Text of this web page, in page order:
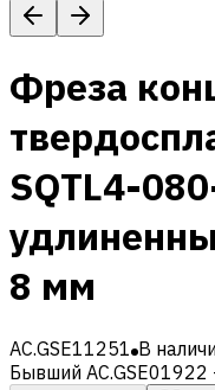
Фреза
SQTL4-
8 мм
AC.GSE11251 В
Бывший